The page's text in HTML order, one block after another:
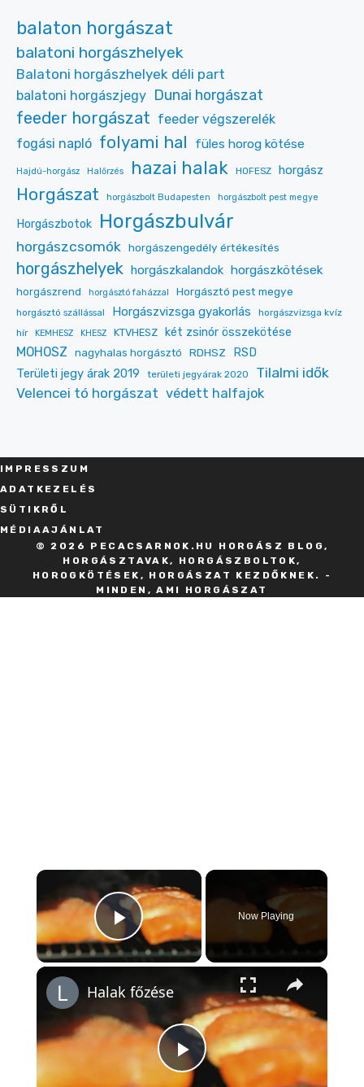
balaton horgászat
balatoni horgászhelyek
Balatoni horgászhelyek déli part
balatoni horgászjegy Dunai horgászat
feeder horgászat feeder végszerelék
fogási napló folyami hal füles horog kötése
Hajdú-horgász Halőrzés hazai halak HOFESZ horgász
Horgászat horgászbolt Budapesten horgászbolt pest megye
Horgászbotok Horgászbulvár
horgászcsomók horgászengedély értékesítés
horgászhelyek horgászkalandok horgászkötések
horgászrend horgásztó faházzal Horgásztó pest megye
horgásztó szállással Horgászvizsga gyakorlás
horgászvizsga kvíz
hír
KEMHESZ KHESZ KTVHESZ két zsinór összekötése
MOHOSZ nagyhalas horgásztó RDHSZ RSD
Területi jegy árak 2019 területi jegyárak 2020
Tilalmi idők
Velencei tó horgászat védett halfajok
IMPRESSZU M
ADATKEZELÉS
SÜT IKRŐL
MÉDIAAJÁNLAT
© 2026 PECACSARNOK.HU HORGÁSZ BLOG,
HORGÁSZTAVAK, HORGÁSZBOLTOK,
HOROGKÖTÉSEK, HORGÁSZAT KEZDŐKNEK. -
MINDEN, AMI HORGÁSZAT
×
Play Video
Now Playing
×
Play
Halak főzése